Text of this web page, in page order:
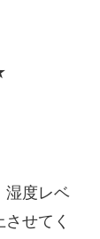
湿度レベ
せてく